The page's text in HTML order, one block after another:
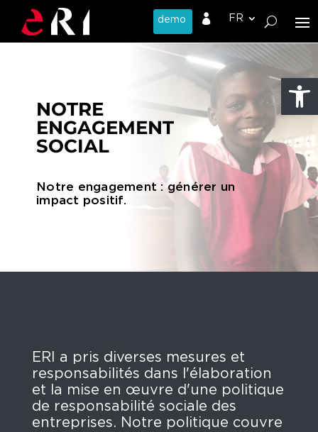
Ouvrir

NOTRE
ENGAGEMENT
SOCIAL
Notre engagement : générer un
impact positif.
ERI a pris diverses mesures et
responsabilités dans l'élaboration
et la mise en œuvre d'une politique
de responsabilité sociale des
entreprises. Notre politique couvre